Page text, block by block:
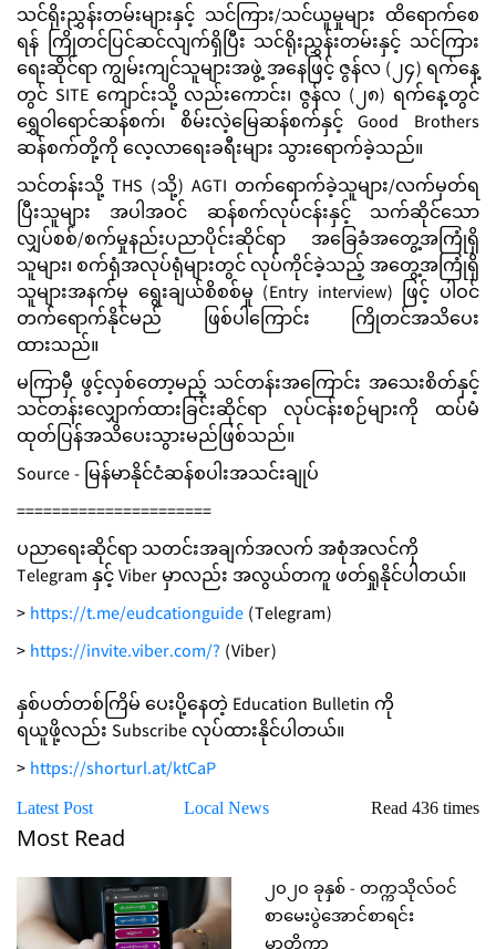
သင်ရိုးညွှန်းတမ်းများနှင့် သင်ကြား/သင်ယူမှုများ ထိရောက်စေ
ရန် ကြိုတင်ပြင်ဆင်လျက်ရှိပြီး သင်ရိုးညွှန်းတမ်းနှင့် သင်ကြား
ရေးဆိုင်ရာ ကျွမ်းကျင်သူများအဖွဲ့ အနေဖြင့် ဇွန်လ (၂၄) ရက်နေ့
တွင် SITE ကျောင်းသို့ လည်းကောင်း၊ ဇွန်လ (၂၈) ရက်နေ့တွင်
ရွှေဝါရောင်ဆန်စက်၊ စိမ်းလဲ့မြေဆန်စက်နှင့် Good Brothers
ဆန်စက်တို့ကို လေ့လာရေးခရီးများ သွားရောက်ခဲ့သည်။
သင်တန်းသို့ THS (သို့) AGTI တက်ရောက်ခဲ့သူများ/လက်မှတ်ရ
ပြီးသူများ အပါအဝင် ဆန်စက်လုပ်ငန်းနှင့် သက်ဆိုင်သော
လျှပ်စစ်/စက်မှုနည်းပညာပိုင်းဆိုင်ရာ အခြေခံအတွေ့အကြုံရှိ
သူများ၊ စက်ရုံအလုပ်ရုံများတွင် လုပ်ကိုင်ခဲ့သည့် အတွေ့အကြုံရှိ
သူများအနက်မှ ရွေးချယ်စိစစ်မှု (Entry interview) ဖြင့် ပါဝင်
တက်ရောက်နိုင်မည် ဖြစ်ပါကြောင်း ကြိုတင်အသိပေး
ထားသည်။
မကြာမှီ ဖွင့်လှစ်တော့မည့် သင်တန်းအကြောင်း အသေးစိတ်နှင့်
သင်တန်းလျှောက်ထားခြင်းဆိုင်ရာ လုပ်ငန်းစဉ်များကို ထပ်မံ
ထုတ်ပြန်အသိပေးသွားမည်ဖြစ်သည်။
Source - မြန်မာနိုင်ငံဆန်စပါးအသင်းချုပ်
======================
ပညာရေးဆိုင်ရာ သတင်းအချက်အလက် အစုံအလင်ကို
Telegram နှင့် Viber မှာလည်း အလွယ်တကူ ဖတ်ရှုနိုင်ပါတယ်။
>https://t.me/eudcationguide(Telegram)
>https://invite.viber.com/? (Viber)
နှစ်ပတ်တစ်ကြိမ် ပေးပို့နေတဲ့ Education Bulletin ကို
ရယူဖို့လည်း Subscribe လုပ်ထားနိုင်ပါတယ်။
>https://shorturl.at/ktCaP
Latest Post Local News Read 436 times
Most Read
၂၀၂၀ ခုနှစ် - တက္ကသိုလ်ဝင်
စာမေးပွဲအောင်စာရင်း